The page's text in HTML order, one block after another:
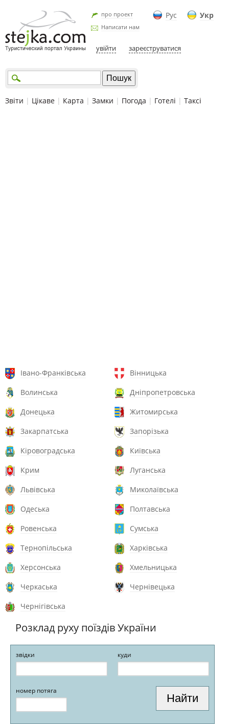
Рус Укр
про проект
Написати нам
увійти зареєструватися
Звіти | Цікаве | Карта | Замки | Погода | Готелі | Таксі
Івано-Франківська
Вінницька
Волинська
Дніпропетровська
Донецька
Житомирська
Закарпатська
Запорізька
Кіровоградська
Київська
Крим
Луганська
Львівська
Миколаївська
Одеська
Полтавська
Ровенська
Сумська
Тернопільська
Харківська
Херсонська
Хмельницька
Черкаська
Чернівецька
Чернігівська
Розклад руху поїздів України
звідки куди
номер потяга